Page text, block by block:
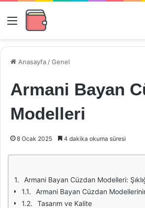
Menü
Anasayfa /Genel
Armani Bayan
Modelleri
8 Ocak 2025 4 dakika okuma süresi
Armani Bayan Cüzdan Modelleri: Şıklığın ve
Armani Bayan Cüzdan
Tasarım ve Kalite